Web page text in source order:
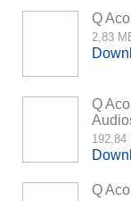
Q
2,83
Q
192,84
Q